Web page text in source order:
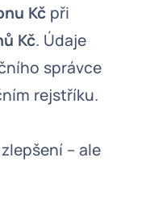
Kč při
Kč. Údaje
správce
rejstříku.
– ale